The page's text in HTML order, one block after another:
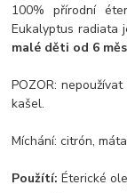
100% přírodní
Eukalyptus radiata
malé děti od 6
POZOR:
kašel.
Míchání: citrón,
Použítí: Éterické